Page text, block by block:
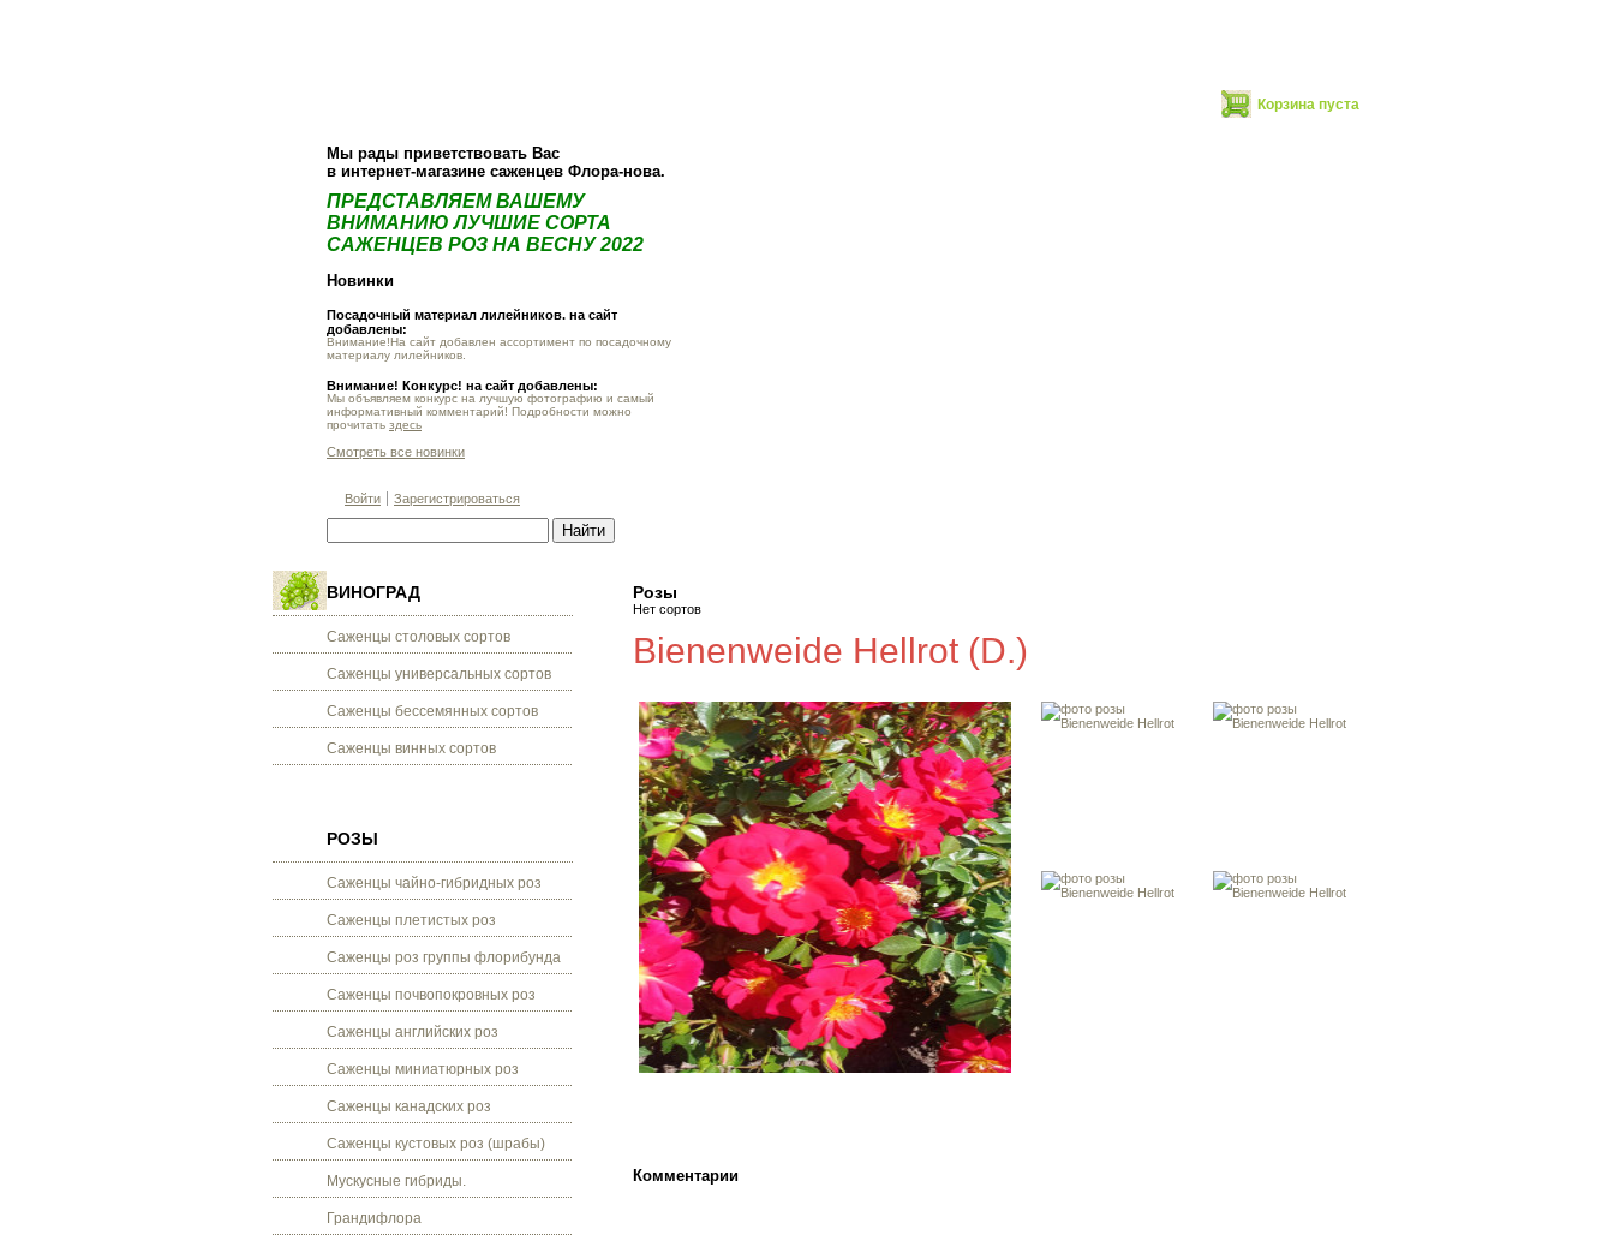
Корзина пуста
Мы рады приветствовать Вас
в интернет-магазине саженцев Флора-нова.
ПРЕДСТАВЛЯЕМ ВАШЕМУ
ВНИМАНИЮ ЛУЧШИЕ СОРТА
САЖЕНЦЕВ РОЗ НА ВЕСНУ 2022
Новинки
Посадочный материал лилейников. на сайт
добавлены:
Внимание!На сайт добавлен ассортимент по посадочному
материалу лилейников.
Внимание! Конкурс! на сайт добавлены:
Мы объявляем конкурс на лучшую фотографию и самый
информативный комментарий! Подробности можно
прочитать здесь
Смотреть все новинки
Войти Зарегистрироваться
ВИНОГРАД
Саженцы столовых сортов
Саженцы универсальных сортов
Саженцы бессемянных сортов
Саженцы винных сортов
РОЗЫ
Саженцы чайно-гибридных роз
Саженцы плетистых роз
Саженцы роз группы флорибунда
Саженцы почвопокровных роз
Саженцы английских роз
Саженцы миниатюрных роз
Саженцы канадских роз
Саженцы кустовых роз (шрабы)
Мускусные гибриды.
Грандифлора
Розы
Нет сортов
Bienenweide Hellrot (D.)
Комментарии